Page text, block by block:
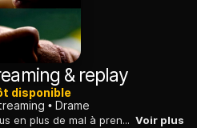
& replay
disponible
Drame
Un vieil homme éprouve de plus en plus de mal à prendre soin de son épouse gravement malade. C'est alors qu'un infirmier hongrois se présente à leur porte. Voir plus